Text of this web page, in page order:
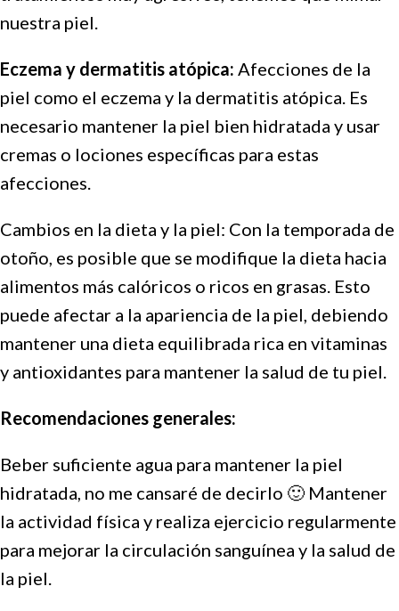
nuestra piel.
Eczema y dermatitis atópica: Afecciones de la
piel como el eczema y la dermatitis atópica. Es
necesario mantener la piel bien hidratada y usar
cremas o lociones específicas para estas
afecciones.
Cambios en la dieta y la piel: Con la temporada de
otoño, es posible que se modifique la dieta hacia
alimentos más calóricos o ricos en grasas. Esto
puede afectar a la apariencia de la piel, debiendo
mantener una dieta equilibrada rica en vitaminas
y antioxidantes para mantener la salud de tu piel.
Recomendaciones generales:
Beber suficiente agua para mantener la piel
hidratada, no me cansaré de decirlo 🙂 Mantener
la actividad física y realiza ejercicio regularmente
para mejorar la circulación sanguínea y la salud de
la piel.